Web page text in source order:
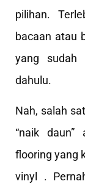
pilihan.
bacaan atau
yang sudah
dahulu.
Nah, salah
“naik
flooring yang
vinyl .